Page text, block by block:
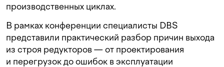
производственных циклах.
В рамках конференции специалисты DBS
представили практический разбор причин выхода
из строя редукторов — от проектирования
и перегрузок до ошибок в эксплуатации